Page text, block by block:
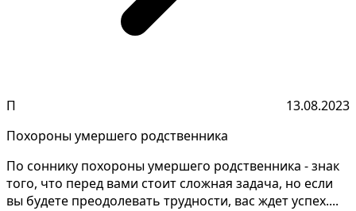
П
13.08.2023
Похороны умершего родственника
По соннику похороны умершего родственника - знак
того, что перед вами стоит сложная задача, но если
вы будете преодолевать трудности, вас ждет успех....